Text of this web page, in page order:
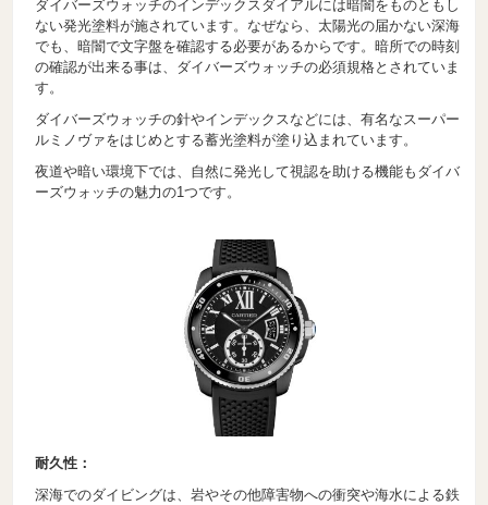
ダイバーズウォッチのインデックスダイアルには暗闇をものともし
ない発光塗料が施されています。なぜなら、太陽光の届かない深海
でも、暗闇で文字盤を確認する必要があるからです。暗所での時刻
の確認が出来る事は、ダイバーズウォッチの必須規格とされていま
す。
ダイバーズウォッチの針やインデックスなどには、有名なスーパー
ルミノヴァをはじめとする蓄光塗料が塗り込まれています。
夜道や暗い環境下では、自然に発光して視認を助ける機能もダイバ
ーズウォッチの魅力の1つです。
耐久性：
深海でのダイビングは、岩やその他障害物への衝突や海水による鉄